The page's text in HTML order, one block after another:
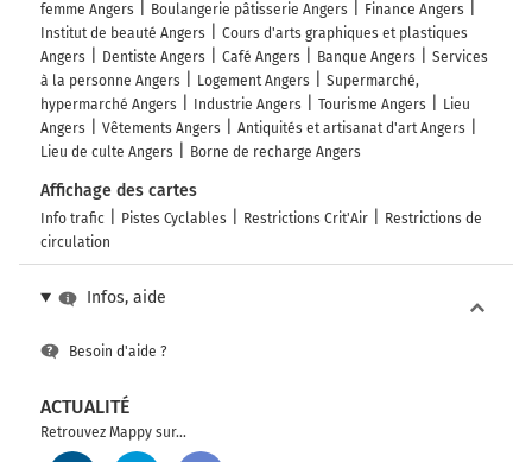
femme Angers
Boulangerie pâtisserie Angers
Finance Angers
Institut de beauté Angers
Cours d'arts graphiques et plastiques
Angers
Dentiste Angers Café Angers Banque Angers
Services
à la personne Angers
Logement Angers
Supermarché,
hypermarché Angers
Industrie Angers Tourisme Angers
Lieu
Angers
Vêtements Angers
Antiquités et artisanat d'art Angers
Lieu de culte Angers
Borne de recharge Angers
Affichage des cartes
Info trafic Pistes Cyclables Restrictions Crit'Air
Restrictions de
circulation
Infos, aide
Besoin d'aide ?
ACTUALITÉ
Retrouvez Mappy sur...